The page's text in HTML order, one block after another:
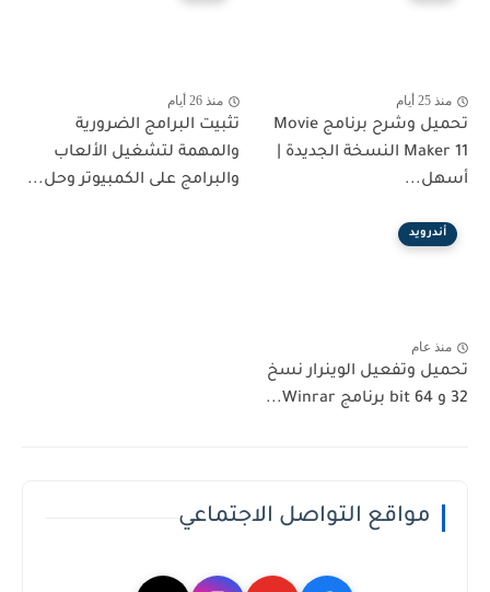
منذ 25 أيام
تحميل وشرح برنامج Movie
Maker 11 النسخة الجديدة |
أسهل...
منذ 26 أيام
تثبيت البرامج الضرورية
والمهمة لتشغيل الألعاب
والبرامج على الكمبيوتر وحل...
أندرويد
منذ عام
تحميل وتفعيل الوينرار نسخ
32 و 64 bit برنامج Winrar...
مواقع التواصل الاجتماعي